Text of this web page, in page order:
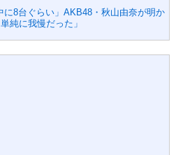
に8台ぐらい」AKB48・秋山由奈が明か
純に我慢だった」